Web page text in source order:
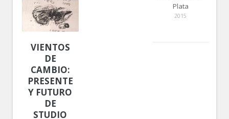
Plata
2015
VIENTOS
DE
CAMBIO:
PRESENTE
Y FUTURO
DE
STUDIO